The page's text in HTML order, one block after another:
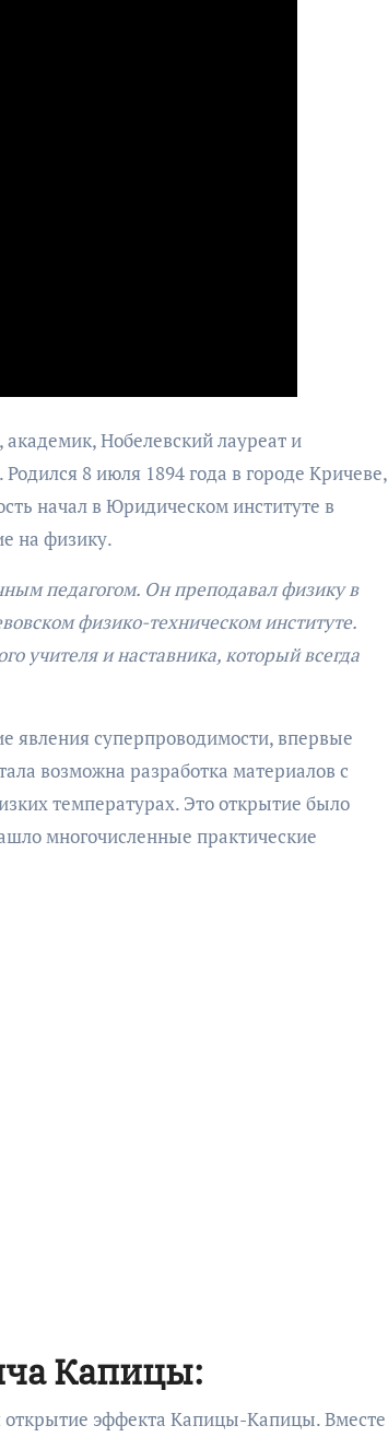
Нобелевский лауреат и
8 июля 1894 года в городе Кричеве,
начал в Юридическом институте в
на физику.
педагогом. Он преподавал физику в
физико-техническом институте.
учителя и наставника, который всегда
явления суперпроводимости, впервые
возможна разработка материалов с
температурах. Это открытие было
многочисленные практические
Капицы:
эффекта Капицы-Капицы. Вместе